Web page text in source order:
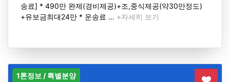
송료] * 490만 완제(경비제공)+조,중식제공(약30만정도)
+유보금최대24만 * 운송료 … +자세히 보기
1톤정보 / 특별분양